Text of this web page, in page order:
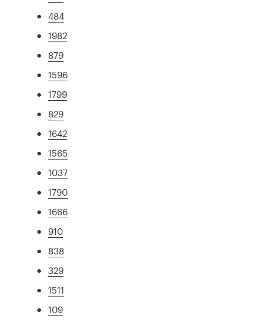
484
1982
879
1596
1799
829
1642
1565
1037
1790
1666
910
838
329
1511
109